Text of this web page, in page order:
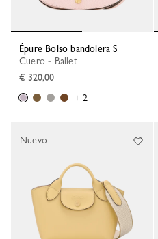
Épure Bolso bandolera S
Cuero - Ballet
€ 320,00
+ 2
Nuevo